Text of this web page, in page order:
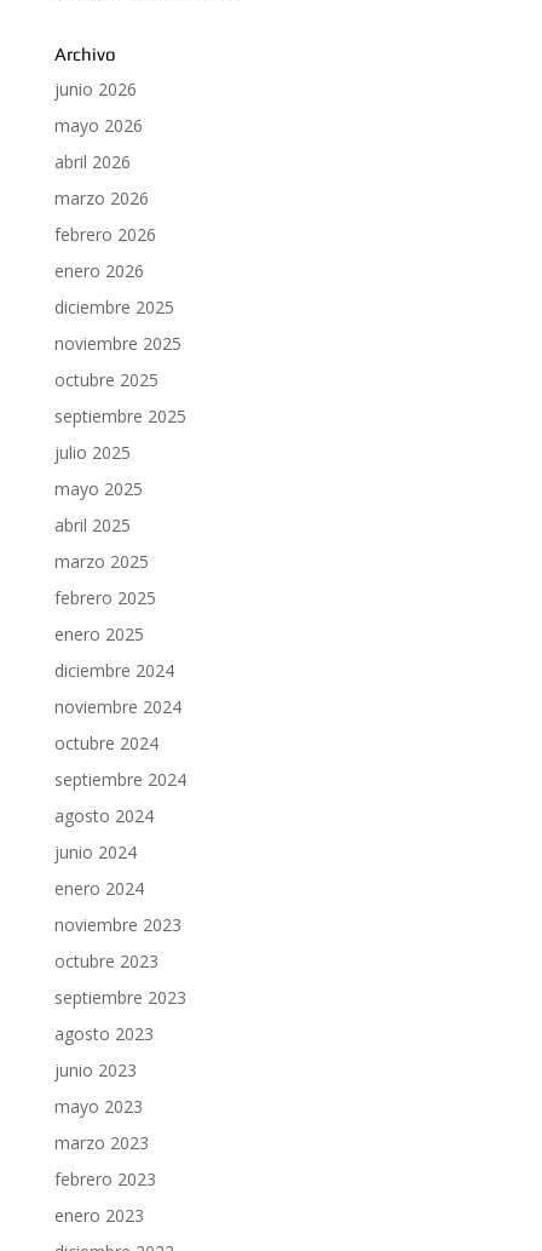
Archivo
junio 2026
mayo 2026
abril 2026
marzo 2026
febrero 2026
enero 2026
diciembre 2025
noviembre 2025
octubre 2025
septiembre 2025
julio 2025
mayo 2025
abril 2025
marzo 2025
febrero 2025
enero 2025
diciembre 2024
noviembre 2024
octubre 2024
septiembre 2024
agosto 2024
junio 2024
enero 2024
noviembre 2023
octubre 2023
septiembre 2023
agosto 2023
junio 2023
mayo 2023
marzo 2023
febrero 2023
enero 2023